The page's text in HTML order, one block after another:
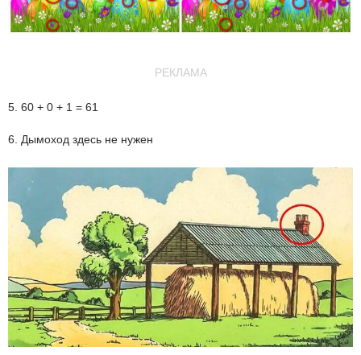
РЕКЛАМА
5. 60 + 0 + 1 = 61
6. Дымоход здесь не нужен